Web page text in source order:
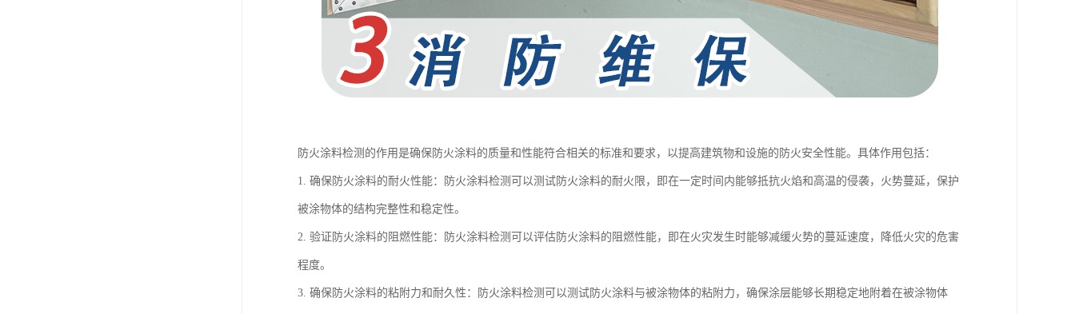
防火涂料检测的作用是确保防火涂料的质量和性能符合相关的标准和要求，以提高建筑物和设施的防火安全性能。具体作用包括：
1. 确保防火涂料的耐火性能：防火涂料检测可以测试防火涂料的耐火限，即在一定时间内能够抵抗火焰和高温的侵袭，火势蔓延，保护
被涂物体的结构完整性和稳定性。
2. 验证防火涂料的阻燃性能：防火涂料检测可以评估防火涂料的阻燃性能，即在火灾发生时能够减缓火势的蔓延速度，降低火灾的危害
程度。
3. 确保防火涂料的粘附力和耐久性：防火涂料检测可以测试防火涂料与被涂物体的粘附力，确保涂层能够长期稳定地附着在被涂物体